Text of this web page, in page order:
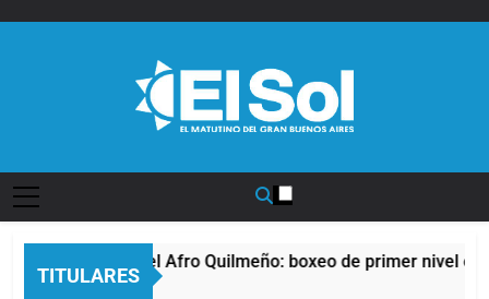
TITULARES
La noche del Afro Quilmeño: boxeo de primer nivel en
14 Horas Atrás